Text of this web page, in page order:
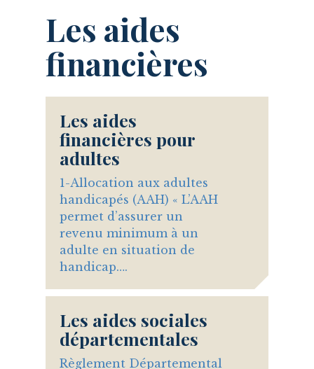
Les aides
financières
Les aides
financières pour
adultes
1-Allocation aux adultes
handicapés (AAH) « L’AAH
permet d’assurer un
revenu minimum à un
adulte en situation de
handicap….
Les aides sociales
départementales
Règlement Départemental